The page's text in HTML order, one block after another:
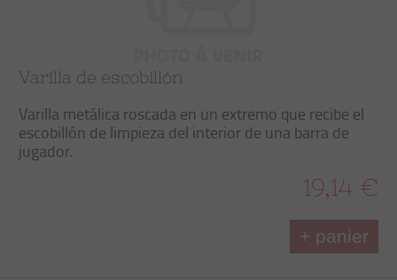
Varilla de escobillón
Varilla metálica roscada en un extremo que recibe el
escobillón de limpieza del interior de una barra de
jugador.
19,14 €
+ panier